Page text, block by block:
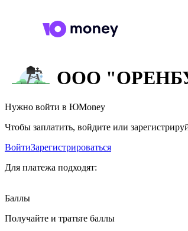
ООО
Нужно войти в ЮMoney
Чтобы заплатить, войдите или
ВойтиЗарегистрироваться
Для платежа подходят:
Баллы
Получайте и тратьте баллы